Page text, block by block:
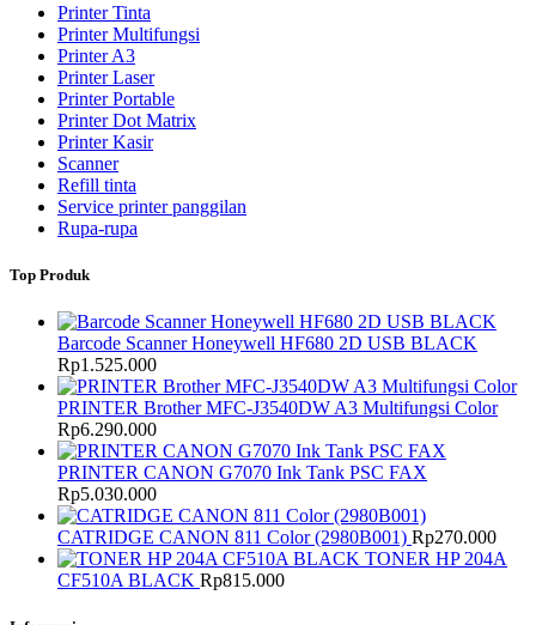
Printer Tinta
Printer Multifungsi
Printer A3
Printer Laser
Printer Portable
Printer Dot Matrix
Printer Kasir
Scanner
Refill tinta
Service printer panggilan
Rupa-rupa
Top Produk
Barcode Scanner Honeywell HF680 2D USB BLACK
Rp1.525.000
PRINTER Brother MFC-J3540DW A3 Multifungsi Color
Rp6.290.000
PRINTER CANON G7070 Ink Tank PSC FAX
Rp5.030.000
CATRIDGE CANON 811 Color (2980B001) Rp270.000
TONER HP 204A
CF510A BLACK Rp815.000